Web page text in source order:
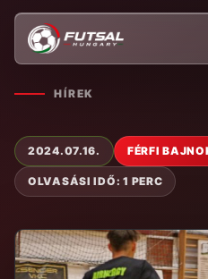
HÍREK
2024.07.16. FÉRFI
OLVASÁSI IDŐ: 1 PERC